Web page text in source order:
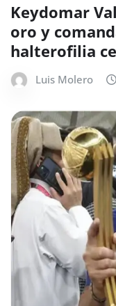
Keydomar
oro y
halterofilia
Luis Molero